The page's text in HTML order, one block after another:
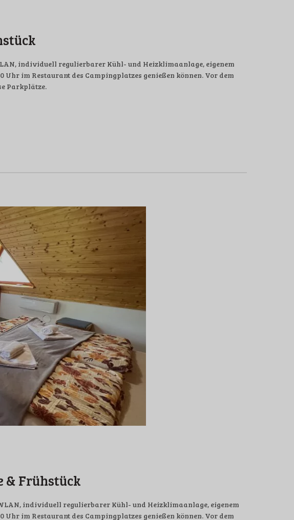
individuell regulierbarer Kühl- und Heizklimaanlage, eigenem
im Restaurant des Campingplatzes genießen können. Vor dem
Parkplätze.
& Frühstück
individuell regulierbarer Kühl- und Heizklimaanlage, eigenem
im Restaurant des Campingplatzes genießen können. Vor dem